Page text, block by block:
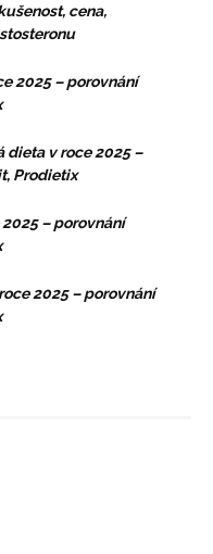
cena,
2025 – porovnání
dieta v roce 2025 –
Prodietix
– porovnání
2025 – porovnání